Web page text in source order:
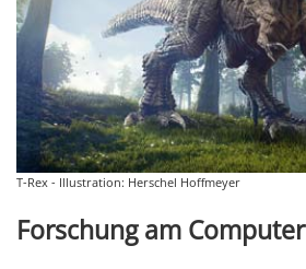
T-Rex - Illustration: Herschel Hoffmeyer
Forschung am Computer